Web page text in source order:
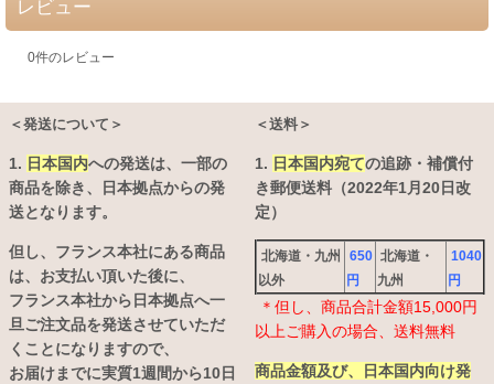
レビュー
0件のレビュー
＜発送について＞
1. 日本国内への発送は、 一部の
商品を除き、日本拠点からの発
送となります。
但し、フランス本社にある商品
は、お支払い頂いた後に、
フランス本社から日本拠点へ一
旦ご注文品を発送させていただ
くことになりますので、
お届けまでに実質1週間から10日
＜送料＞
1. 日本国内宛ての追跡・補償付
き郵便送料（2022年1月20日改
定）
北海道・九州
以外
650
円
北海道・
九州
1040
円
＊但し、商品合計金額15,000円
以上ご購入の場合、送料無料
商品金額及び、日本国内向け発